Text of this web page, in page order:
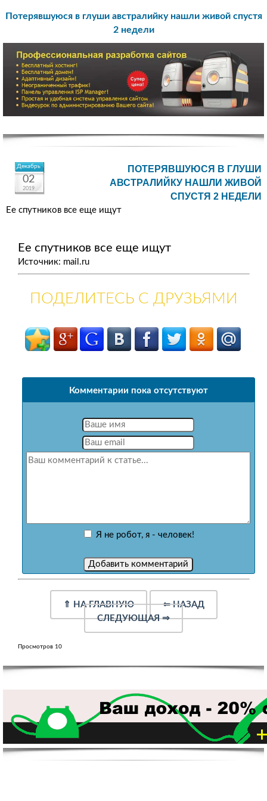
Потерявшуюся в глуши австралийку нашли живой спустя
2 недели
Декабрь
02
2019
ПОТЕРЯВШУЮСЯ В ГЛУШИ
АВСТРАЛИЙКУ НАШЛИ ЖИВОЙ
СПУСТЯ 2 НЕДЕЛИ
Ее спутников все еще ищут
Ее спутников все еще ищут
Источник: mail.ru
ПОДЕЛИТЕСЬ С ДРУЗЬЯМИ
Комментарии пока отсутствуют
Я не робот, я - человек!
⇑ НА ГЛАВНУЮ ⇐НАЗАД
СЛЕДУЮЩАЯ⇒
Просмотров 10